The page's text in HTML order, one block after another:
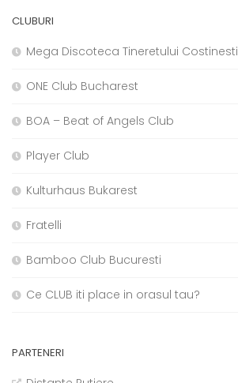
CLUBURI
Mega Discoteca Tineretului Costinesti
ONE Club Bucharest
BOA – Beat of Angels Club
Player Club
Kulturhaus Bukarest
Fratelli
Bamboo Club Bucuresti
Ce CLUB iti place in orasul tau?
PARTENERI